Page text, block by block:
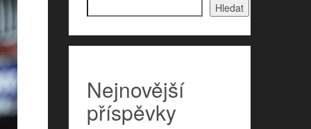
Hledat
Nejnovější
příspěvky